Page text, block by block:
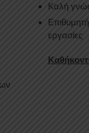
Καλή
εργασίες